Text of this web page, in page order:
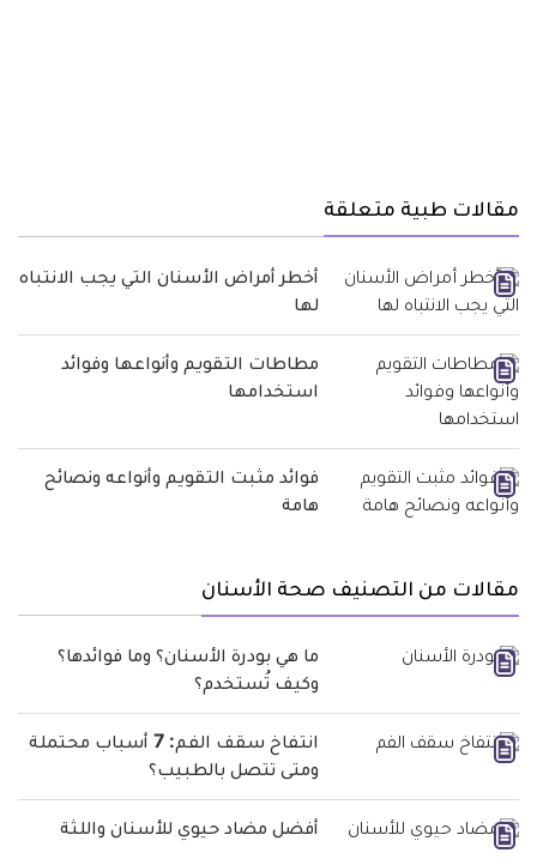
مقالات طبية متعلقة
أخطر أمراض الأسنان التي يجب الانتباه
لها
مطاطات التقويم وأنواعها وفوائد
استخدامها
فوائد مثبت التقويم وأنواعه ونصائح
هامة
مقالات من التصنيف صحة الأسنان
ما هي بودرة الأسنان؟ وما فوائدها؟
وكيف تُستخدم؟
انتفاخ سقف الفم: 7 أسباب محتملة
ومتى تتصل بالطبيب؟
أفضل مضاد حيوي للأسنان واللثة